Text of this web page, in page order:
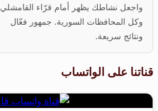
واجعل نشاطك يظهر أمام قرّاء القامشلي
وكل المحافظات السورية. جمهور فعّال
ونتائج سريعة.
قناتنا على الواتساب